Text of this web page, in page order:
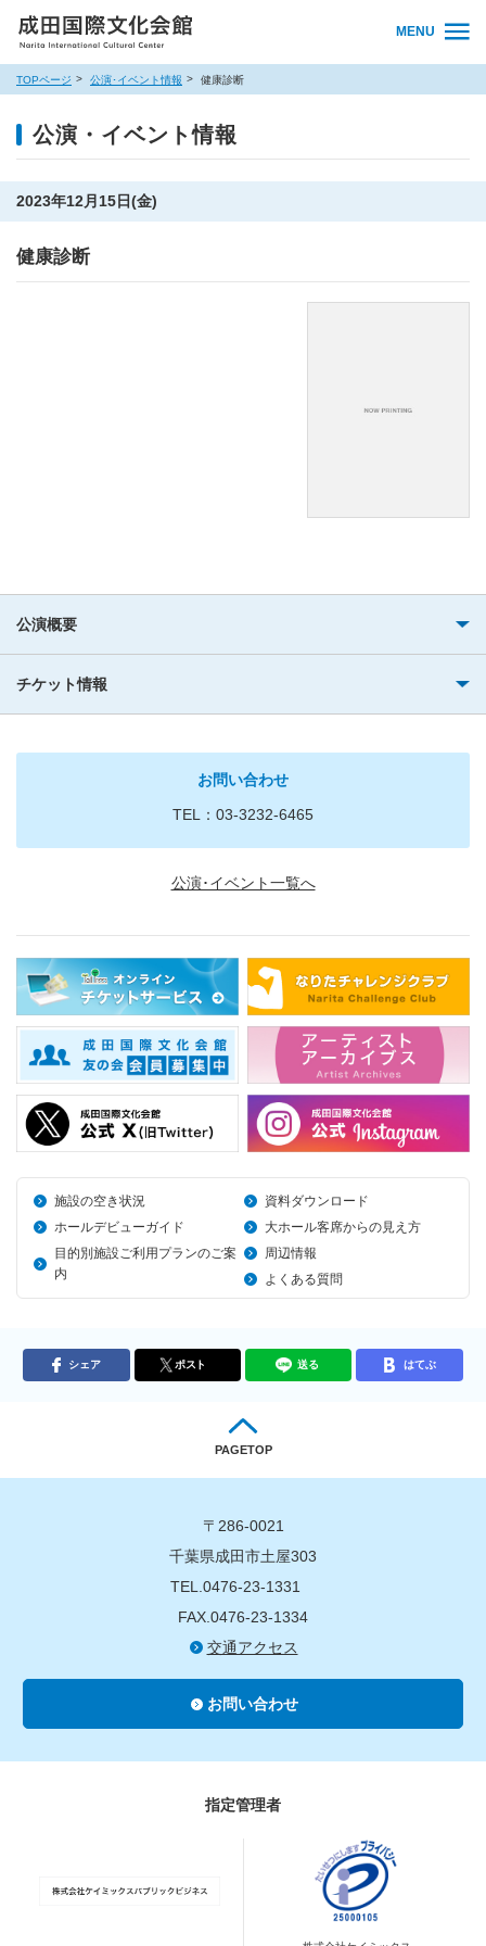
MENU
TOPページ 公演･イベント情報 健康診断
公演・イベント情報
2023年12月15日(金)
健康診断
公演概要
チケット情報
お問い合わせ
TEL：03-3232-6465
公演･イベント一覧へ
施設の空き状況
資料ダウンロード
ホールデビューガイド
大ホール客席からの見え方
目的別施設ご利用プランのご案
内
周辺情報
よくある質問
シェア ポスト 送る はてぶ
PAGETOP
〒286-0021
千葉県成田市土屋303
TEL.0476-23-1331
FAX.0476-23-1334
交通アクセス
お問い合わせ
指定管理者